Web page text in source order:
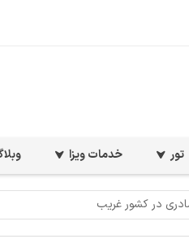
تور خدمات ویزا
در کشور غریب